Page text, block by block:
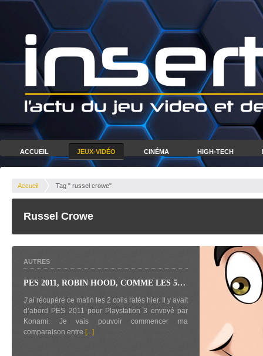
ACCUEIL JEUX-VIDÉO CINÉMA HIGH-TECH
Accueil Tag " russel crowe"
Russel Crowe
AUTRES
PES 2011, ROBIN HOOD, COMME LES 5…
J’ai récupéré ce matin les 2 colis ratés hier. Il y avait
d’abord PES 2011 pour Playstation 3 envoyé par
Konami. Je vais pouvoir commencer ma
comparaison entre [...]